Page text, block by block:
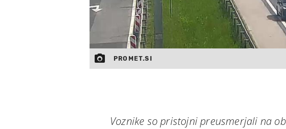
PROMET.SI
Voznike so pristojni preusmerjali na